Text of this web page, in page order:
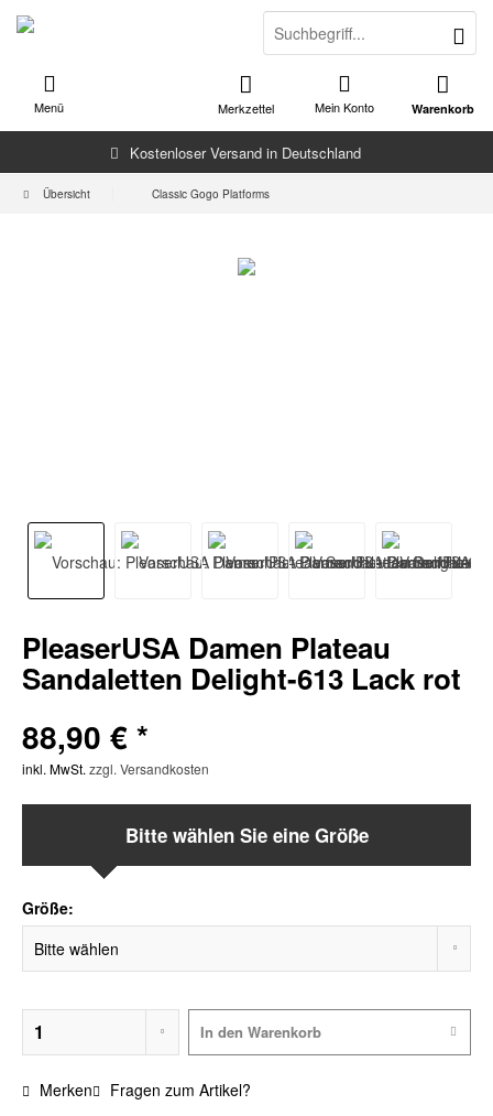
Kostenloser Versand in Deutschland
Warenkorb
Merkzettel Mein Konto
Menü
Übersicht Classic Gogo Platforms
PleaserUSA Damen Plateau
Sandaletten Delight-613 Lack rot
88,90 € *
inkl. MwSt. zzgl. Versandkosten
Bitte wählen Sie eine Größe
Größe:
In den Warenkorb
Merken Fragen zum Artikel?